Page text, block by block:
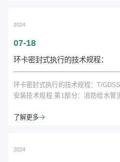
2024
07-18
环卡密封式执行的技术规程：
环卡密封式执行的技术规程：T/
安装技术规程.第1部分：消防给水管
2022《不锈钢管道安装技术规范》。
了解更多
2024